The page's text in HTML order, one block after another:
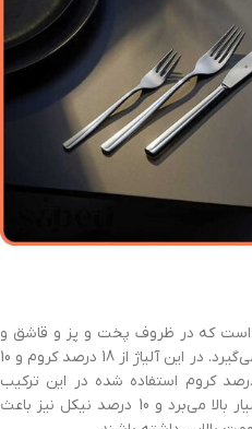
ترکیبی است که در ظروف پخت و پز و قاشق و
چنگال‌ها و چاقوها مورد استفاده قرار می‌گیرد. در این آلیاژ از 18 درصد کروم و 10
نیکل استفاده شده است؛ 18 درصد کروم استفاده شده در این ترکیب
مقاومت ظروف را در برابر خوردگی بسیار بالا می‌برد و 10 درصد نیکل نیز باعث